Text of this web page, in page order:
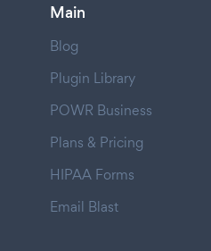
Main
Blog
Plugin Library
POWR Business
Plans & Pricing
HIPAA Forms
Email Blast